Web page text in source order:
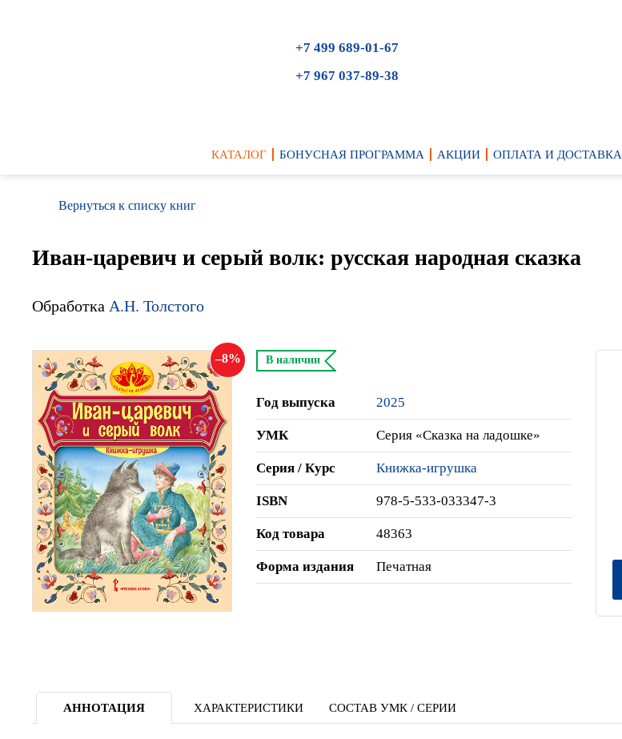
+7 499 689-01-67
+7 967 037-89-38
КАТАЛОГ БОНУСНАЯ ПРОГРАММА АКЦИИ ОПЛАТА И ДОСТАВКА
Вернуться к списку книг
Иван-царевич и серый волк: русская народная сказка
Обработка А.Н. Толстого
8 В наличии
Год выпуска 2025
УМК Серия «Сказка на ладошке»
Серия / Курс Книжка-игрушка
ISBN 978-5-533-033347-3
Код товара 48363
Форма издания Печатная
АННОТАЦИЯ ХАРАКТЕРИСТИКИ СОСТАВ УМК / СЕРИИ